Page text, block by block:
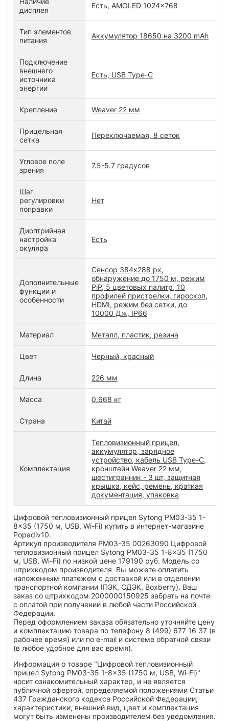
дисплея
Есть, AMOLED 1024x768
Тип элементов
питания
Аккумулятор 18650 на 3200 mAh
Подключение
внешнего
источника
энергии
Есть, USB Type-C
Крепление Weaver 22 мм
Прицельная
сетка
Переключаемая, 8 сеток
Угловое поле
зрения
7.5-5.7 градусов
Шаг
регулировки
поправки
Нет
Диоптрийная
настройка
окуляра
Есть
Дополнительные
функции и
особенности
Сенсор 384x288 px,
обнаружение до 1750 м, режим
PiP, 5 цветовых палитр, 10
профилей пристрелки, гироскоп,
HDMI, режим без сетки, до
10000 Дж, IP66
Материал Металл, пластик, резина
Цвет Черный, красный
Длина 226 мм
Масса 0.668 кг
Страна Китай
Комплектация
Тепловизионный прицел,
аккумулятор, зарядное
устройство, кабель USB Type-C,
кронштейн Weaver 22 мм,
шестигранник - 3 шт, защитная
крышка, кейс, ремень, краткая
документация, упаковка
Цифровой тепловизионный прицел Sytong PM03-35 1-
8x35 (1750 м, USB, Wi-Fi) купить в интернет-магазине
Popadiv10.
Артикул производителя РM03-35 00263090 Цифровой
тепловизионный прицел Sytong PM03-35 1-8x35 (1750
м, USB, Wi-Fi) по низкой цене 179190 руб. Модель со
штрихкодом производителя Вы можете оплатить
наложенным платежем с доставкой или в отделении
транспортной компании (ПЭК, СДЭК, Boxberry). Ваш
заказ со штрихкодом 2000000150925 забрать на почте
с оплатой при получении в любой части Российской
Федерации.
Перед оформлением заказа обязательно уточняйте цену
и комплектацию товара по телефону 8 (499) 677 16 37 (в
рабочее время) или по e-mail и системе обратной связи
(в любое удобное для вас время).
Информация о товаре "Цифровой тепловизионный
прицел Sytong PM03-35 1-8x35 (1750 м, USB, Wi-Fi)"
носит ознакомительный характер, и не является
публичной офертой, определяемой положениями Статьи
437 Гражданского кодекса Российской Федерации,
характеристики, внешний вид, цвет и комплектация
могут быть изменены производителем без уведомления.